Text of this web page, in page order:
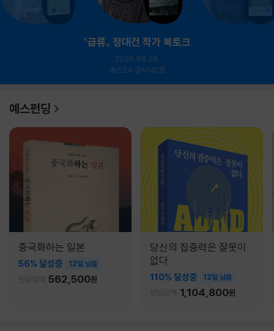
『급류』 정대건 작가 북토크
2026.08.28.
예스24 강서NC점
예스펀딩
중국화하는 일본
56% 달성중 12일 남음
펀딩금액 562,500원
당신의 집중력은 잘못이
없다
110% 달성중 12일 남음
펀딩금액 1,104,800원